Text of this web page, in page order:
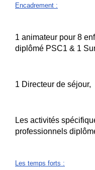
Encadrement :
1 animateur pour 8
diplômé PSC1 & 1
1 Directeur de séjour,
Les activités
professionnels
Les temps forts :